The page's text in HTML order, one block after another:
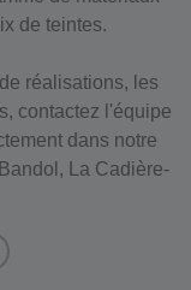
de teintes.
réalisations, les
contactez l'équipe
dans notre
La Cadière-